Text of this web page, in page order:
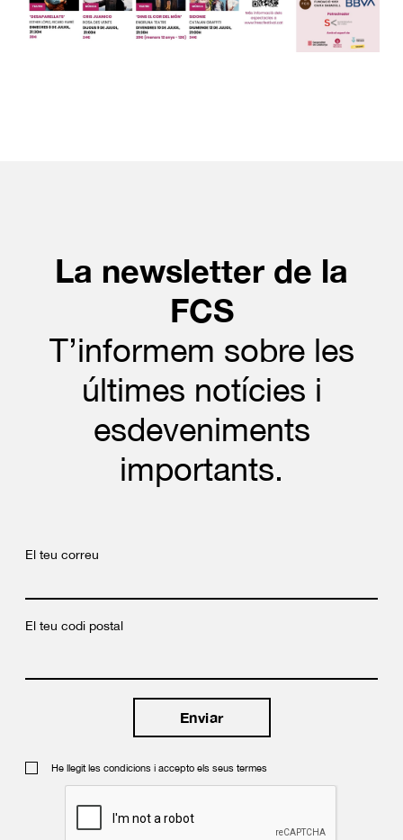
La newsletter de la
FCS
T’informem sobre les
últimes notícies i
esdeveniments
importants.
El teu correu
El teu codi postal
He llegit les condicions i accepto els seus termes